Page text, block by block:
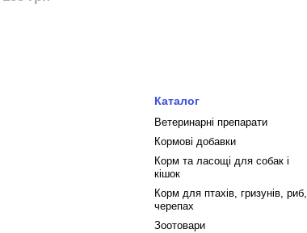
Каталог
Ветеринарні препарати
Кормові добавки
Корм та ласощі для собак і
кішок
Корм для птахів, гризунів, риб,
черепах
Зоотовари